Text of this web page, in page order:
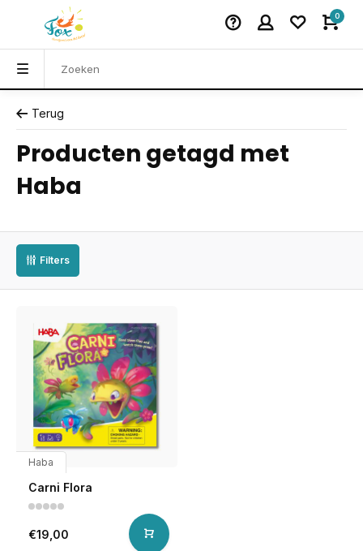
0
Terug
Producten getagd met
Haba
Filters
Haba
Carni Flora
€19,00